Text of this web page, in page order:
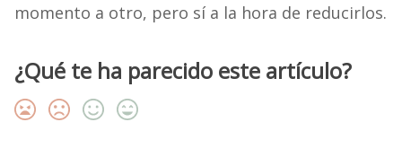
momento a otro, pero sí a la hora de reducirlos.
¿Qué te ha parecido este artículo?